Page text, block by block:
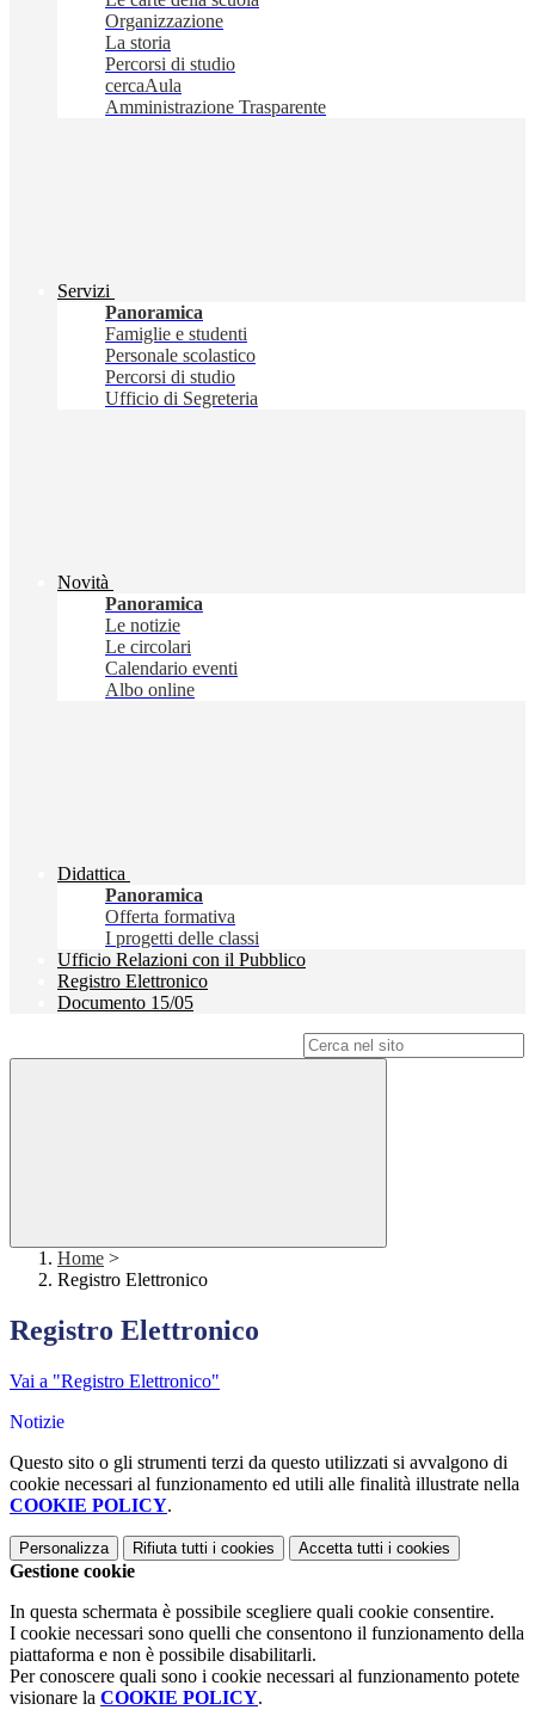
Organizzazione
La storia
Percorsi di studio
cercaAula
Amministrazione Trasparente
Servizi
Panoramica
Famiglie e studenti
Personale scolastico
Percorsi di studio
Ufficio di Segreteria
Novità
Panoramica
Le notizie
Le circolari
Calendario eventi
Albo online
Didattica
Panoramica
Offerta formativa
I progetti delle classi
Ufficio Relazioni con il Pubblico
Registro Elettronico
Documento 15/05
Home >
Registro Elettronico
Registro Elettronico
Vai a "Registro Elettronico"
Notizie
Questo sito o gli strumenti terzi da questo utilizzati si avvalgono di
cookie necessari al funzionamento ed utili alle finalità illustrate nella
COOKIE POLICY.
Personalizza Rifiuta tutti i cookies Accetta tutti i cookies
Gestione cookie
In questa schermata è possibile scegliere quali cookie consentire.
I cookie necessari sono quelli che consentono il funzionamento della
piattaforma e non è possibile disabilitarli.
Per conoscere quali sono i cookie necessari al funzionamento potete
visionare la COOKIE POLICY.